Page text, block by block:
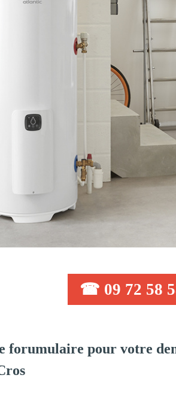
☎ 09 72 58
forumulaire pour votre